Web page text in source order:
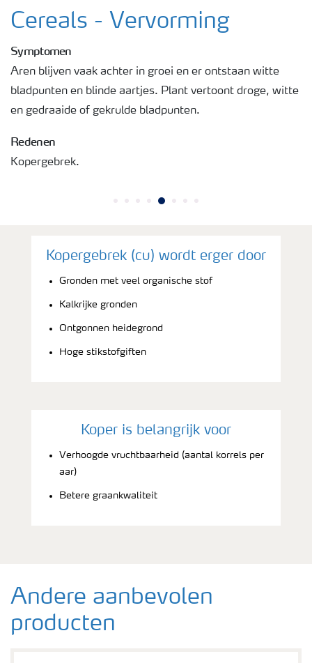
Cereals - Vervorming
Symptomen
Aren blijven vaak achter in groei en er ontstaan witte
bladpunten en blinde aartjes. Plant vertoont droge, witte
en gedraaide of gekrulde bladpunten.
Redenen
Kopergebrek.
Kopergebrek (cu) wordt erger door
Gronden met veel organische stof
Kalkrijke gronden
Ontgonnen heidegrond
Hoge stikstofgiften
Koper is belangrijk voor
Verhoogde vruchtbaarheid (aantal korrels per
aar)
Betere graankwaliteit
Andere aanbevolen
producten